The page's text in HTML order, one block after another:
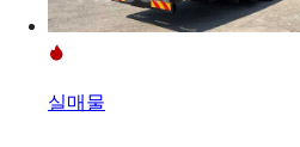
실매물